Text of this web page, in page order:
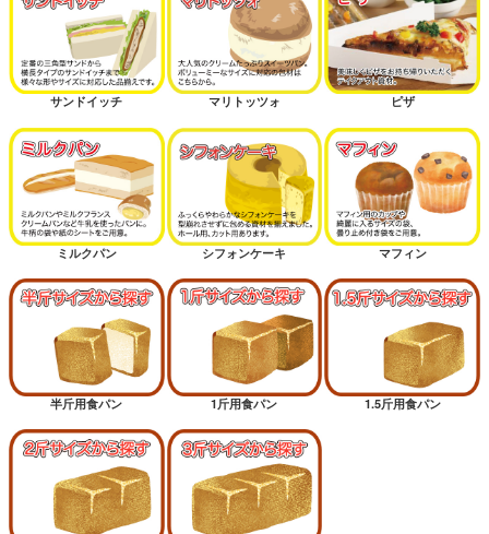
サンドイッチ マリトッツォ ピザ
ミルクパン シフォンケーキ マフィン
半斤用食パン 1斤用食パン 1.5斤用食パン